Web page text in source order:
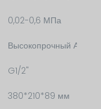
0,02-0,6 МПа
Высокопрочный АБС
G1/2"
380*210*89 мм